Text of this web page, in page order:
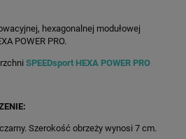
hexagonalnej modułowej
POWER PRO.
SPEEDsport HEXA POWER PRO
Szerokość obrzeży wynosi 7 cm.